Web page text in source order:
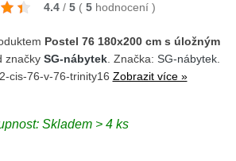
4.4 / 5 ( 5 hodnocení )
Postel 76 180x200 cm s úložným
značky SG-nábytek . Značka: SG-nábytek
cis-76-v-76-trinity16 Zobrazit více »
Skladem > 4 ks